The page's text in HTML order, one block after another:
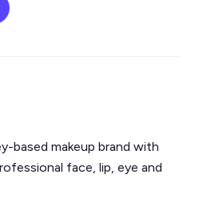
based makeup brand with
face, lip, eye and